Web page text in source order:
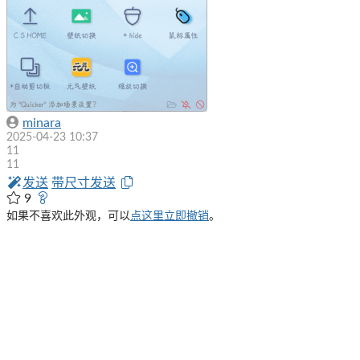
minara
2025-04-23 10:37
11
11
发送 带尺寸发送
9
如果不喜欢此外观，可以点这里立即撤销。